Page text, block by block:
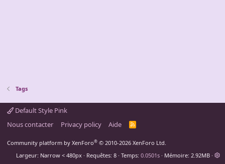
Tags
Default Style Pink
Nous contacter
Privacy policy Aide
R
Community platform by XenForo® © 2010-2026 XenForo Ltd.
Largeur
Requêtes 8 Temps 0.0501s Mémoire 2.92MB